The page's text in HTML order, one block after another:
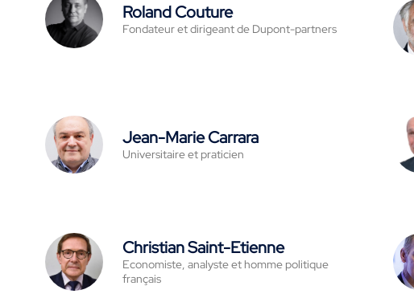
Roland Couture
Fondateur et dirigeant de Dupont-partners
Jean-Marie Carrara
Universitaire et praticien
Christian Saint-Etienne
Economiste, analyste et homme politique
français